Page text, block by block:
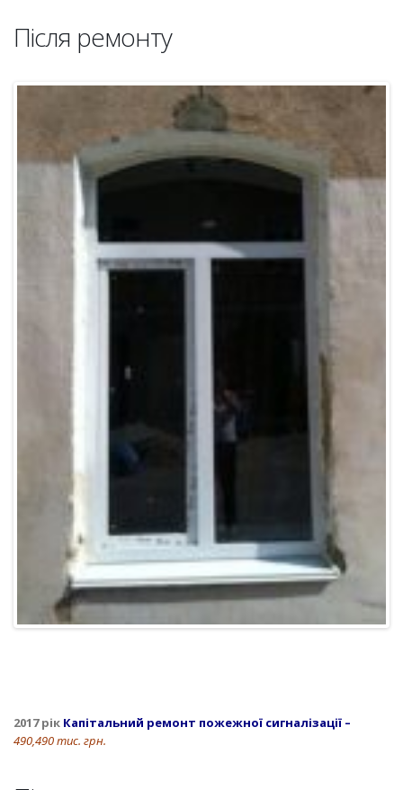
Після ремонту
2017 рік Капітальний ремонт пожежної сигналізації –
490,490 тис. грн.